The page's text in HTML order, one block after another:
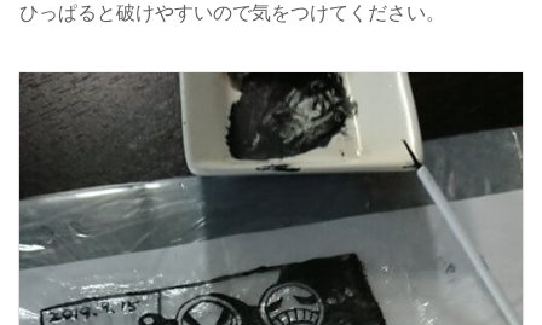
ひっぱると破けやすいので気をつけてください。